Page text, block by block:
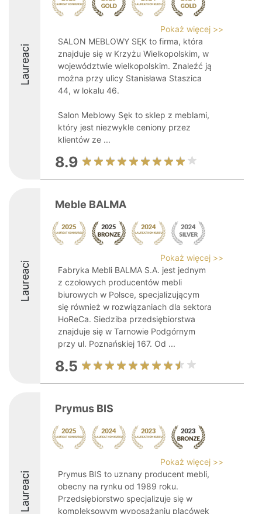
Laureaci
Pokaż więcej >>
SALON MEBLOWY SĘK to firma, która
znajduje się w Krzyżu Wielkopolskim, w
województwie wielkopolskim. Znaleźć ją
można przy ulicy Stanisława Staszica
44, w lokalu 46.
Salon Meblowy Sęk to sklep z meblami,
który jest niezwykle ceniony przez
klientów ze ...
8.9
Laureaci
Meble BALMA
Pokaż więcej >>
Fabryka Mebli BALMA S.A. jest jednym
z czołowych producentów mebli
biurowych w Polsce, specjalizującym
się również w rozwiązaniach dla sektora
HoReCa. Siedziba przedsiębiorstwa
znajduje się w Tarnowie Podgórnym
przy ul. Poznańskiej 167. Od ...
8.5
Laureaci
Prymus BIS
Pokaż więcej >>
Prymus BIS to uznany producent mebli,
obecny na rynku od 1989 roku.
Przedsiębiorstwo specjalizuje się w
kompleksowym wyposażaniu placówek